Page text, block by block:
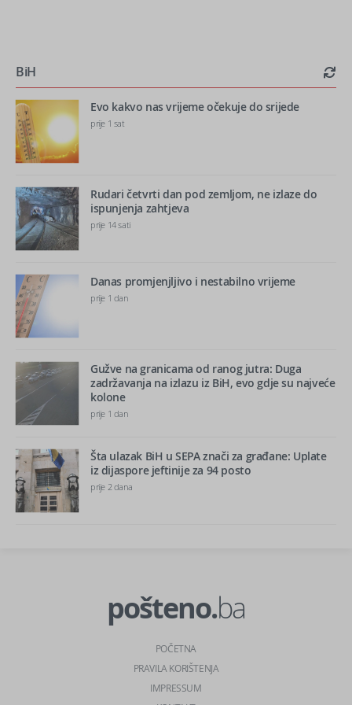
BiH
Evo kakvo nas vrijeme očekuje do srijede
prije 1 sat
Rudari četvrti dan pod zemljom, ne izlaze do
ispunjenja zahtjeva
prije 14 sati
Danas promjenjljivo i nestabilno vrijeme
prije 1 dan
Gužve na granicama od ranog jutra: Duga
zadržavanja na izlazu iz BiH, evo gdje su najveće
kolone
prije 1 dan
Šta ulazak BiH u SEPA znači za građane: Uplate
iz dijaspore jeftinije za 94 posto
prije 2 dana
pošteno.ba
POČETNA
PRAVILA KORIŠTENJA
IMPRESSUM